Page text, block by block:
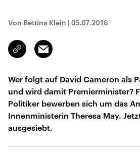
Von Bettina Klein | 05.07.2016
Link
kopieren/teilen
Email
Wer folgt auf David Cameron als
und wird damit Premierminister?
Politiker bewerben sich um das
Innenministerin Theresa May.
ausgesiebt.